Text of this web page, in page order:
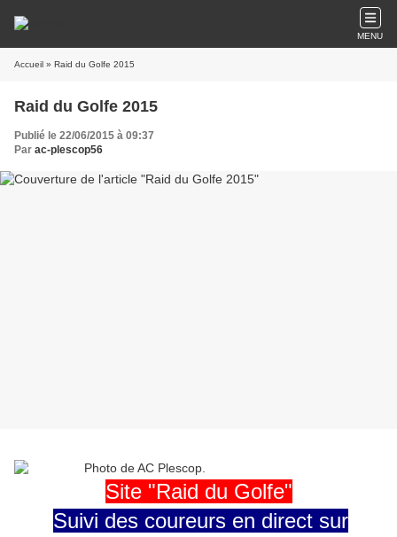
MENU
Accueil » Raid du Golfe 2015
Raid du Golfe 2015
Publié le 22/06/2015 à 09:37
Par ac-plescop56
Site "Raid du Golfe"
Suivi des coureurs en direct sur